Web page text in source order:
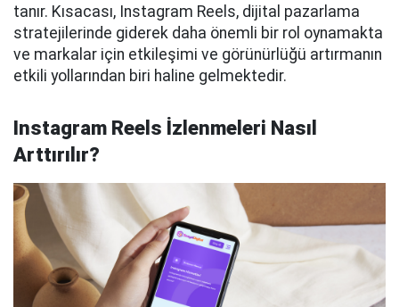
tanır. Kısacası, Instagram Reels, dijital pazarlama
stratejilerinde giderek daha önemli bir rol oynamakta
ve markalar için etkileşimi ve görünürlüğü artırmanın
etkili yollarından biri haline gelmektedir.
Instagram Reels İzlenmeleri Nasıl
Arttırılır?